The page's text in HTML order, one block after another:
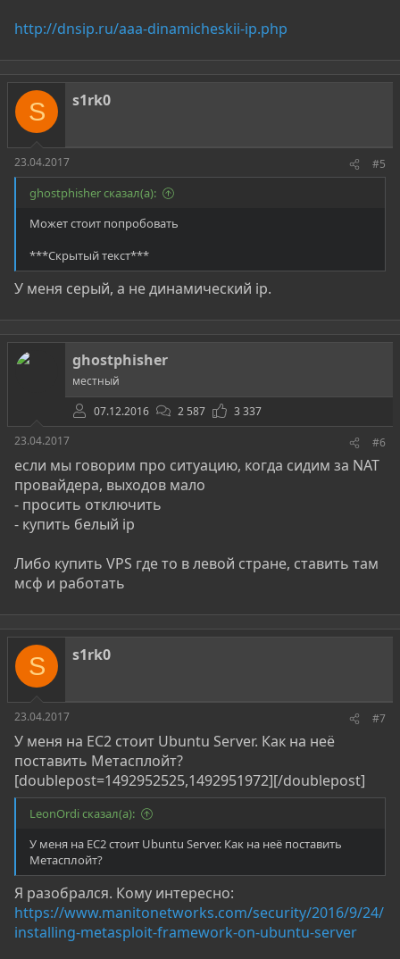
http://dnsip.ru/aaa-dinamicheskii-ip.php
S s1rk0
23.04.2017 #5
ghostphisher сказал(а):
Может стоит попробовать
***Скрытый текст***
У меня серый, а не динамический ip.
ghostphisher
местный
07.12.2016
2 587
3 337
23.04.2017
#6
если мы говорим про ситуацию, когда сидим за NAT
провайдера, выходов мало
- просить отключить
- купить белый ip
Либо купить VPS где то в левой стране, ставить там
мсф и работать
S s1rk0
23.04.2017 #7
У меня на EC2 стоит Ubuntu Server. Как на неё
поставить Метасплойт?
[doublepost=1492952525,1492951972][/doublepost]
LeonOrdi сказал(а):
У меня на EC2 стоит Ubuntu Server. Как на неё поставить
Метасплойт?
Я разобрался. Кому интересно:
https://www.manitonetworks.com/security/2016/9/24/
installing-metasploit-framework-on-ubuntu-server